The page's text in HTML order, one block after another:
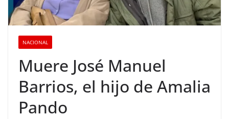
NACIONAL
Muere José Manuel
Barrios, el hijo de Amalia
Pando